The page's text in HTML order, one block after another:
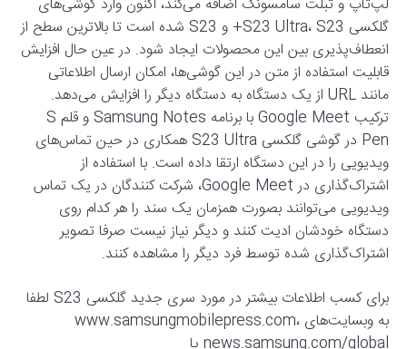
لپ‌تاپ و تبلت سامسونگ اضافه می‌کند، اکنون وارد گوشی‌های
گلکسی S23 Ultra، S23+ و S23 شده است تا بالاترین سطح از
انعطاف‌پذیری بین این محصولات ایجاد شود. در عین حال افزایش
قابلیت استفاده از متن در این گوشی‌ها، امکان ارسال اطلاعاتی
مانند URL از یک دستگاه به دستگاه دیگر را افزایش می‌دهد.
ترکیب Google Meet با برنامه Samsung Notes و قلم S
Pen در گوشی گلکسی S23 Ultra همکاری در حین تماس‌های
ویدیویی را در این دستگاه ارتقا داده است. با استفاده از
اشتراک‌گذاری در Google Meet، شرکت کنندگان در یک تماس
ویدیویی می‌توانند بصورت همزمان یک سند را هر کدام روی
دستگاه خودشان ادیت کنند و دیگر نیاز نیست صرفا تصویر
اشتراک‌گذاری شده توسط فرد دیگر را مشاهده کنند.
برای کسب اطلاعات بیشتر در مورد سری جدید گلکسی S23 لطفا
به وبسایت‌های www.samsungmobilepress.com،
news.samsung.com/global یا